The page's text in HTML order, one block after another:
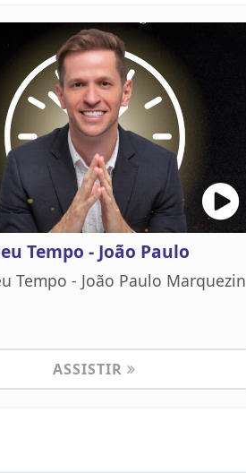
Tempo - João Paulo
Tempo - João Paulo Marquezin
ASSISTIR